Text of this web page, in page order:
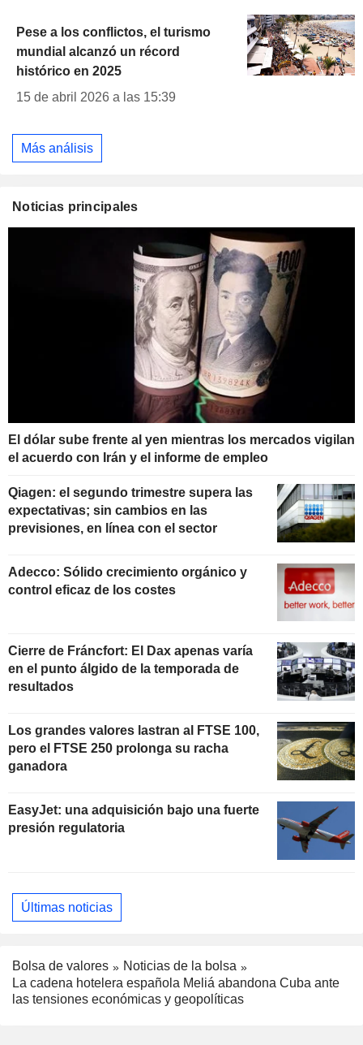
Pese a los conflictos, el turismo
mundial alcanzó un récord
histórico en 2025
15 de abril 2026 a las 15:39
Más análisis
Noticias principales
El dólar sube frente al yen mientras los mercados vigilan
el acuerdo con Irán y el informe de empleo
Qiagen: el segundo trimestre supera las
expectativas; sin cambios en las
previsiones, en línea con el sector
Adecco: Sólido crecimiento orgánico y
control eficaz de los costes
Cierre de Fráncfort: El Dax apenas varía
en el punto álgido de la temporada de
resultados
Los grandes valores lastran al FTSE 100,
pero el FTSE 250 prolonga su racha
ganadora
EasyJet: una adquisición bajo una fuerte
presión regulatoria
Últimas noticias
Bolsa de valores
Noticias de la bolsa
La cadena hotelera española Meliá abandona Cuba ante
las tensiones económicas y geopolíticas